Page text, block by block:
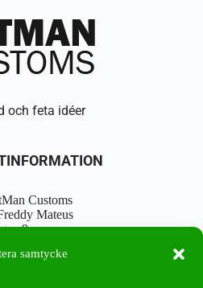
samtycke
och feta idéer
Customs
Mateus
9